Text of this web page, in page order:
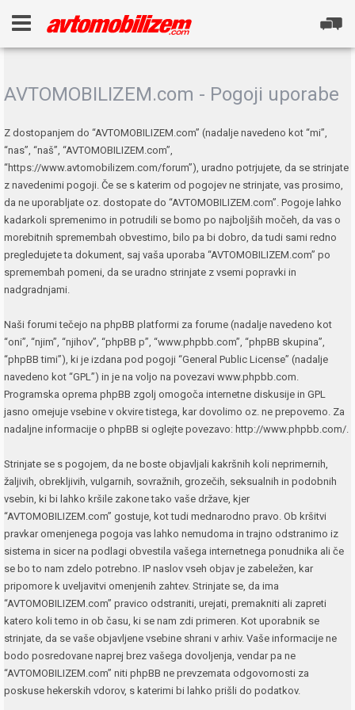
AVTOMOBILIZEM.com - Pogoji uporabe
Z dostopanjem do “AVTOMOBILIZEM.com” (nadalje navedeno kot “mi”,
“nas”, “naš”, “AVTOMOBILIZEM.com”,
“https://www.avtomobilizem.com/forum”), uradno potrjujete, da se strinjate
z navedenimi pogoji. Če se s katerim od pogojev ne strinjate, vas prosimo,
da ne uporabljate oz. dostopate do “AVTOMOBILIZEM.com”. Pogoje lahko
kadarkoli spremenimo in potrudili se bomo po najboljših močeh, da vas o
morebitnih spremembah obvestimo, bilo pa bi dobro, da tudi sami redno
pregledujete ta dokument, saj vaša uporaba “AVTOMOBILIZEM.com” po
spremembah pomeni, da se uradno strinjate z vsemi popravki in
nadgradnjami.
Naši forumi tečejo na phpBB platformi za forume (nadalje navedeno kot
“oni”, “njim”, “njihov”, “phpBB p”, “www.phpbb.com”, “phpBB skupina”,
“phpBB timi”), ki je izdana pod pogoji “General Public License” (nadalje
navedeno kot “GPL”) in je na voljo na povezavi www.phpbb.com.
Programska oprema phpBB zgolj omogoča internetne diskusije in GPL
jasno omejuje vsebine v okvire tistega, kar dovolimo oz. ne prepovemo. Za
nadaljne informacije o phpBB si oglejte povezavo: http://www.phpbb.com/.
Strinjate se s pogojem, da ne boste objavljali kakršnih koli neprimernih,
žaljivih, obrekljivih, vulgarnih, sovražnih, grozečih, seksualnih in podobnih
vsebin, ki bi lahko kršile zakone tako vaše države, kjer
“AVTOMOBILIZEM.com” gostuje, kot tudi mednarodno pravo. Ob kršitvi
pravkar omenjenega pogoja vas lahko nemudoma in trajno odstranimo iz
sistema in sicer na podlagi obvestila vašega internetnega ponudnika ali če
se bo to nam zdelo potrebno. IP naslov vseh objav je zabeležen, kar
pripomore k uveljavitvi omenjenih zahtev. Strinjate se, da ima
“AVTOMOBILIZEM.com” pravico odstraniti, urejati, premakniti ali zapreti
katero koli temo in ob času, ki se nam zdi primeren. Kot uporabnik se
strinjate, da se vaše objavljene vsebine shrani v arhiv. Vaše informacije ne
bodo posredovane naprej brez vašega dovoljenja, vendar pa ne
“AVTOMOBILIZEM.com” niti phpBB ne prevzemata odgovornosti za
poskuse hekerskih vdorov, s katerimi bi lahko prišli do podatkov.